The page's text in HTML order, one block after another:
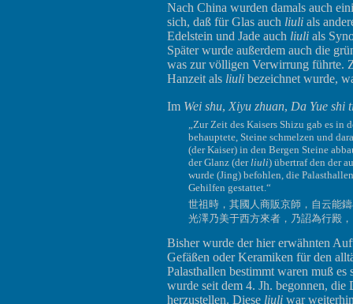
Nach China wurden damals auch
sich, daß für Glas auch liuli als
Edelstein und Jade auch liuli als
Später wurde außerdem auch die
was zur völligen Verwirrung führte.
Hanzeit als liuli bezeichnet wurde,
Im Wei shu, Xiyu zhuan, Da Yue shi
„Zur Zeit des Kaisers Shizu gab es in
behauptete, Steine schmelzen und
(der Kaiser) in den Bergen Steine
der Glanz (derliuli) übertraf den der
wurde (Jing) befohlen, die
Gehilfen gestattet.“
世祖時，其國人商販京師，自云能
光澤乃美于西方來者，乃詔為行殿
Bisher wurde der hier erwähnten
Gefäßen oder Keramiken für den
Palasthallen bestimmt waren muß
wurde seit dem 4. Jh. begonnen,
herzustellen. Diese liuli war